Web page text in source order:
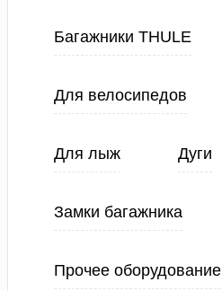
Багажники THULE
Для велосипедов
Для лыж Дуги
Замки багажника
Прочее оборудование